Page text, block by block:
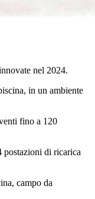
nel 2024.
in un ambiente
fino a 120
postazioni di ricarica
campo da